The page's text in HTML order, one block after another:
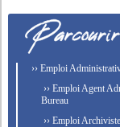
›› Emploi
›› Emploi Agent
Bureau
›› Emploi Archiviste